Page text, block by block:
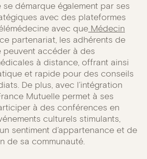
démarque également par ses
avec des plateformes
avec que Médecin
partenariat, les adhérents de
peuvent accéder à des
à distance, offrant ainsi
et rapide pour des conseils
De plus, avec l’intégration
Mutuelle permet à ses
à des conférences en
culturels stimulants,
sentiment d’appartenance et de
de sa communauté.